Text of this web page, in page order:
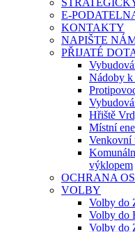
E-
KONTAKTY
NAPIŠTE
PŘIJATÉ
Nádoby
Hřiště
Místní
Venkovní
výklopem
OCHRANA
VOLBY
Volby do
Volby do
Volby do